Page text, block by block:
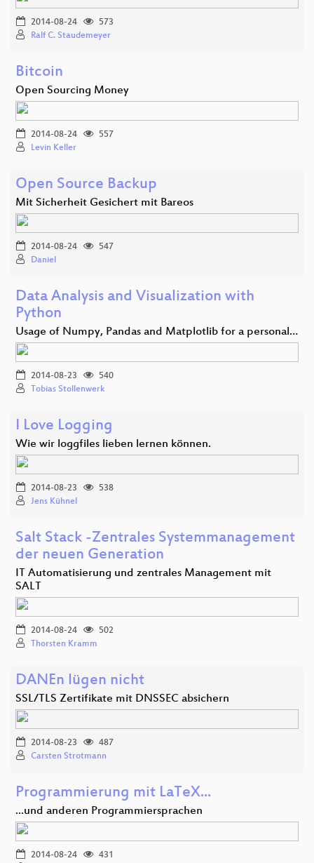
2014-08-24
573
Ralf C. Staudemeyer
Bitcoin
Open Sourcing Money
2014-08-24
557
Levin Keller
Open Source Backup
Mit Sicherheit Gesichert mit Bareos
2014-08-24
547
Daniel
Data Analysis and Visualization with
Python
Usage of Numpy, Pandas and Matplotlib for a personal…
2014-08-23
540
Tobias Stollenwerk
I Love Logging
Wie wir loggfiles lieben lernen können.
2014-08-23
538
Jens Kühnel
Salt Stack -Zentrales Systemmanagement
der neuen Generation
IT Automatisierung und zentrales Management mit
SALT
2014-08-24
502
Thorsten Kramm
DANEn lügen nicht
SSL/TLS Zertifikate mit DNSSEC absichern
2014-08-23
487
Carsten Strotmann
Programmierung mit LaTeX...
...und anderen Programmiersprachen
2014-08-24 431